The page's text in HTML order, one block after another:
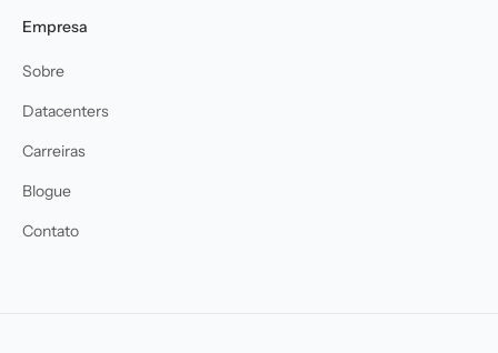
Empresa
Sobre
Datacenters
Carreiras
Blogue
Contato